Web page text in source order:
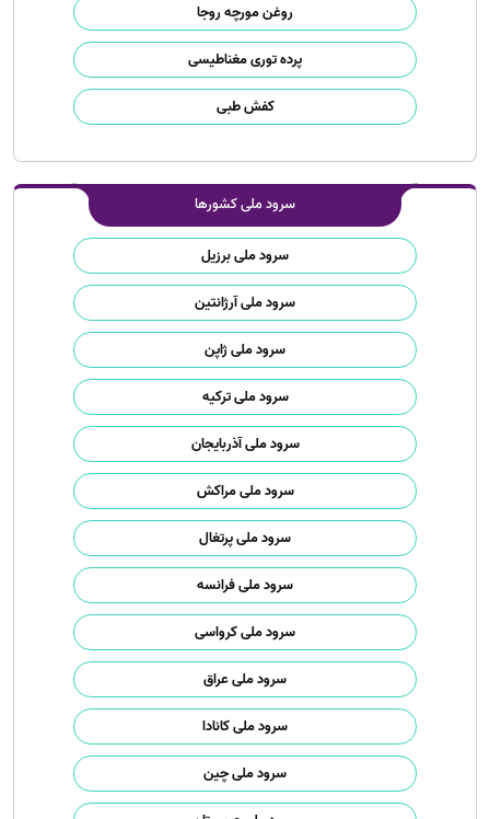
روغن مورچه روجا
پرده توری مغناطیسی
کفش طبی
سرود ملی کشورها
سرود ملی برزیل
سرود ملی آرژانتین
سرود ملی ژاپن
سرود ملی ترکیه
سرود ملی آذربایجان
سرود ملی مراکش
سرود ملی پرتغال
سرود ملی فرانسه
سرود ملی کرواسی
سرود ملی عراق
سرود ملی کانادا
سرود ملی چین